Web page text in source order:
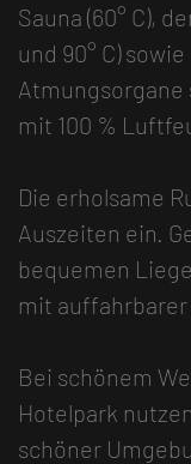
Sauna (60° C),
und 90° C)
Atmungsorgane
mit 100 %
Die erholsame
Auszeiten ein.
bequemen
mit auffahrbarer
Bei schönem
Hotelpark
schöner